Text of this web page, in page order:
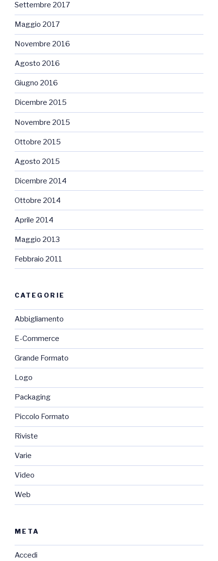
Settembre 2017
Maggio 2017
Novembre 2016
Agosto 2016
Giugno 2016
Dicembre 2015
Novembre 2015
Ottobre 2015
Agosto 2015
Dicembre 2014
Ottobre 2014
Aprile 2014
Maggio 2013
Febbraio 2011
CATEGORIE
Abbigliamento
E-Commerce
Grande Formato
Logo
Packaging
Piccolo Formato
Riviste
Varie
Video
Web
META
Accedi